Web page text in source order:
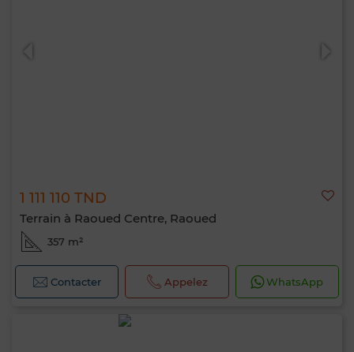
1 111 110 TND
Terrain à Raoued Centre, Raoued
357 m²
Contacter Appelez WhatsApp